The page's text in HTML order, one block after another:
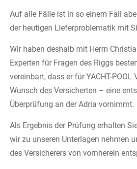
Auf alle Fälle ist in so einem Fall
der heutigen Lieferproblematik mit
Wir haben deshalb mit Herrn
Experten für Fragen des Riggs
vereinbart, dass er für YACHT-
Wunsch des Versicherten – eine
Überprüfung an der Adria vornimmt.
Als Ergebnis der Prüfung erhalten
wir zu unseren Unterlagen nehmen
des Versicherers von vornherein